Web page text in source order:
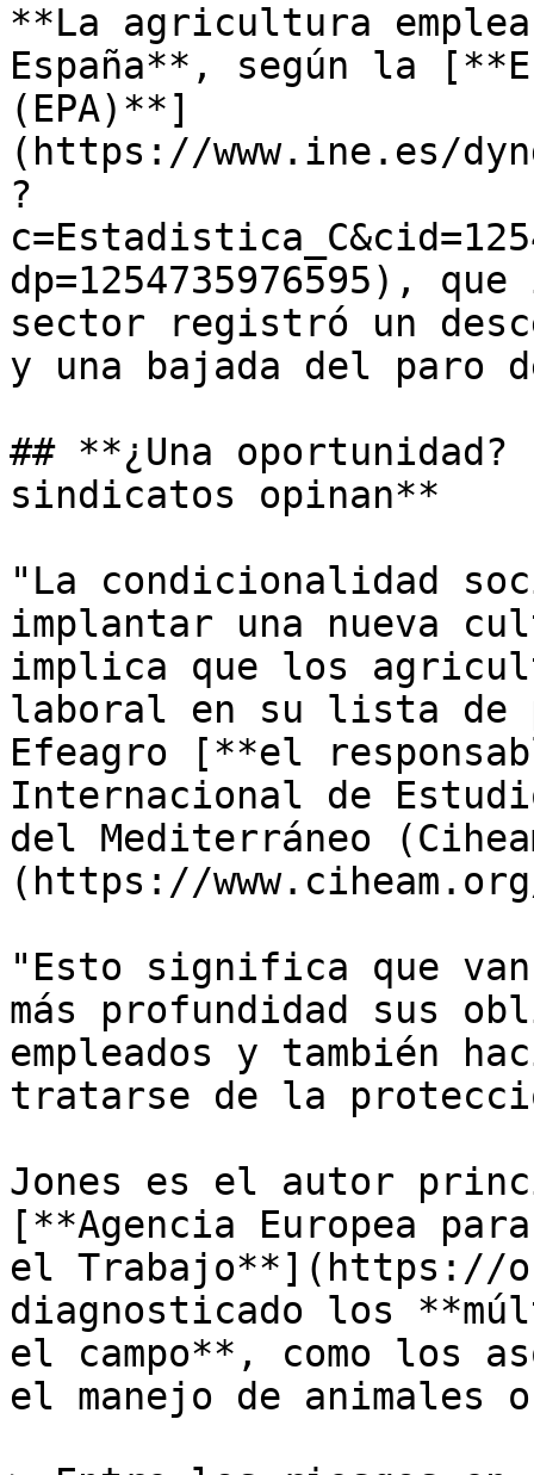
**La agricultura emplea
España**, según la
(EPA)**]
(https://www.ine.es/
?
dp=1254735976595),
sector registró un
y una bajada del paro
## **¿Una
sindicatos opinan**
"La condicionalidad
implantar una nueva
implica que los
laboral en su lista de
Efeagro [**el
Internacional de
del Mediterráneo
(https://
"Esto significa que
más profundidad sus
empleados y también
tratarse de la
Jones es el autor
[**Agencia Europea
el Trabajo**](https://
diagnosticado los
el campo**, como los
el manejo de